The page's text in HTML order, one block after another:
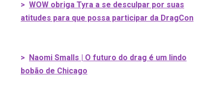
> WOW obriga Tyra a se desculpar por suas
atitudes para que possa participar da DragCon
> Naomi Smalls | O futuro do drag é um lindo
bobão de Chicago